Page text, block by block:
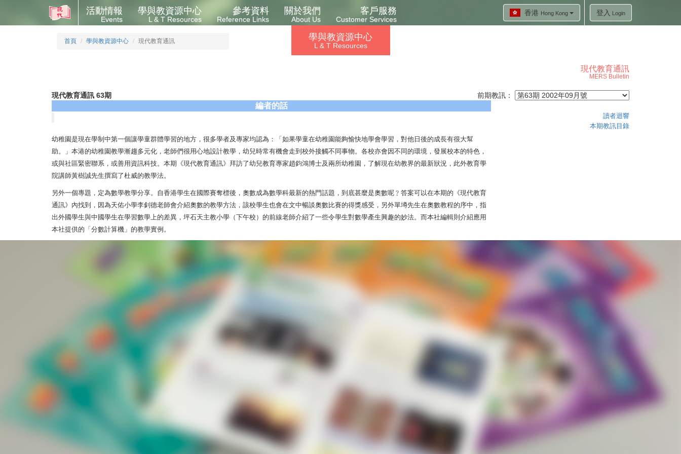
香港 Hong Kong 登入 Login
活動情報
Events
學與教資源中心
L & T Resources
參考資料
Reference Links
關於我們
About Us
客戶服務
Customer Services
首頁 學與教資源中心 現代教育通訊 學與教資源中心
L & T Resources
現代教育通訊
MERS Bulletin
現代教育通訊 63期 前期教訊：
編者的話
幼稚園是現在學制中第一個讓學童群體學習的地方，很多學者及專家均認為：「如果學童在幼稚園能夠愉快地學會學習，對他日後的成長有很大幫
助。」本港的幼稚園教學漸趨多元化，老師們很用心地設計教學，幼兒時常有機會走到校外接觸不同事物。各校亦會因不同的環境，發展校本的特色，
或與社區緊密聯系，或善用資訊科技。本期《現代教育通訊》拜訪了幼兒教育專家趙鈞鴻博士及兩所幼稚園，了解現在幼教界的最新狀況，此外教育學
院講師黃樹誠先生撰寫了杜威的教學法。
另外一個專題，定為數學教學分享。自香港學生在國際賽奪標後，奧數成為數學科最新的熱門話題，到底甚麼是奧數呢﹖答案可以在本期的《現代教育
通訊》內找到，因為天佑小學李釗德老師會介紹奧數的教學方法，該校學生也會在文中暢談奧數比賽的得獎感受，另外單墫先生在奧數教程的序中，指
出外國學生與中國學生在學習數學上的差異，坪石天主教小學（下午校）的前線老師介紹了一些令學生對數學產生興趣的妙法。而本社編輯則介紹應用
本社提供的「分數計算機」的教學實例。
讀者迴響
本期教訊目錄